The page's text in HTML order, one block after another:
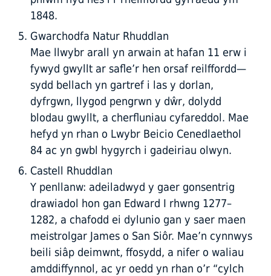
1848.
Gwarchodfa Natur Rhuddlan
Mae llwybr arall yn arwain at hafan 11 erw i
fywyd gwyllt ar safle’r hen orsaf reilffordd—
sydd bellach yn gartref i las y dorlan,
dyfrgwn, llygod pengrwn y dŵr, dolydd
blodau gwyllt, a cherfluniau cyfareddol. Mae
hefyd yn rhan o Lwybr Beicio Cenedlaethol
84 ac yn gwbl hygyrch i gadeiriau olwyn.
Castell Rhuddlan
Y penllanw: adeiladwyd y gaer gonsentrig
drawiadol hon gan Edward I rhwng 1277–
1282, a chafodd ei dylunio gan y saer maen
meistrolgar James o San Siôr. Mae’n cynnwys
beili siâp deimwnt, ffosydd, a nifer o waliau
amddiffynnol, ac yr oedd yn rhan o’r “cylch